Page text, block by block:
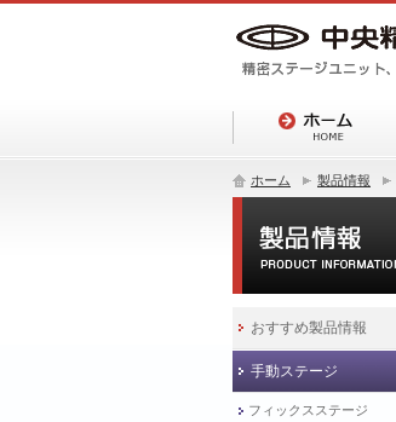
ホーム 製品情報
おすすめ製品情報
手動ステージ
フィックスステージ